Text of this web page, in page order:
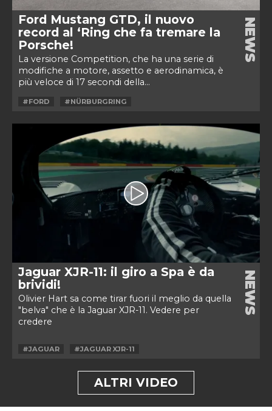
Ford Mustang GTD, il nuovo
record al ‘Ring che fa tremare la
Porsche!
La versione Competition, che ha una serie di
modifiche a motore, assetto e aerodinamica, è
più veloce di 17 secondi della...
NEWS
#FORD #NÜRBURGRING
Jaguar XJR-11: il giro a Spa è da
brividi!
Olivier Hart sa come tirar fuori il meglio da quella
"belva" che è la Jaguar XJR-11. Vedere per
credere
NEWS
#JAGUAR #JAGUAR XJR-11
ALTRI VIDEO